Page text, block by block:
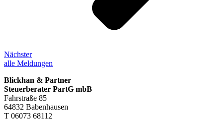
Nächster
alle Meldungen
Blickhan & Partner
Steuerberater PartG mbB
Fahrstraße 85
64832 Babenhausen
T 06073 68112